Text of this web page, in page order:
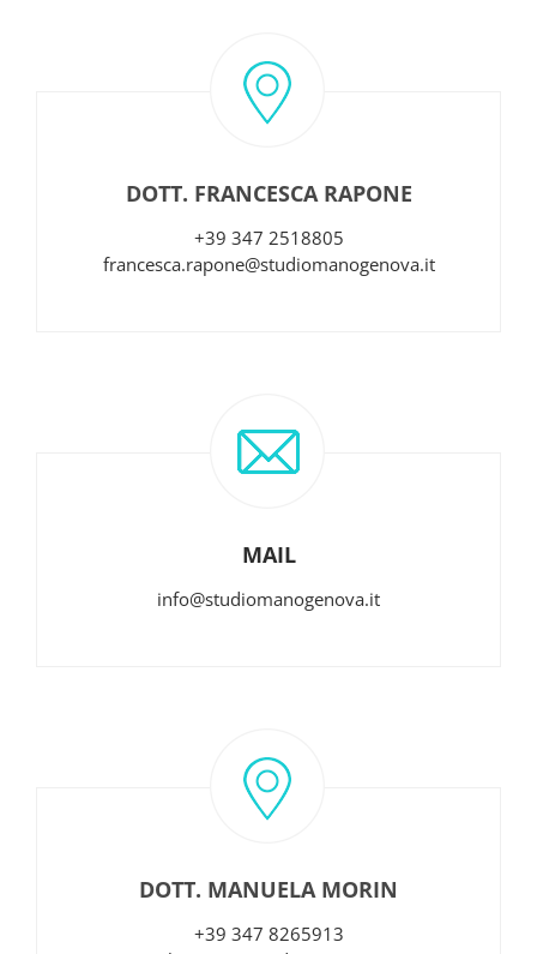
DOTT. FRANCESCA RAPONE
+39 347 2518805
francesca.rapone@studiomanogenova.it
MAIL
info@studiomanogenova.it
DOTT. MANUELA MORIN
+39 347 8265913